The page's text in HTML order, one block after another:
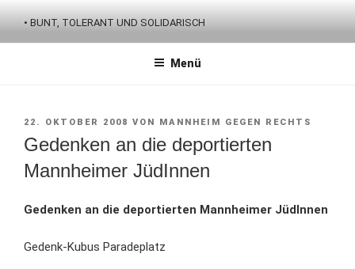
Inhalt
springen
• BUNT, TOLERANT UND SOLIDARISCH
Menü
VERÖFFENTLICHT
22. OKTOBER 2008 VON MANNHEIM GEGEN RECHTS
Gedenken an die deportierten
Mannheimer JüdInnen
Gedenken an die deportierten Mannheimer JüdInnen
Gedenk-Kubus Paradeplatz